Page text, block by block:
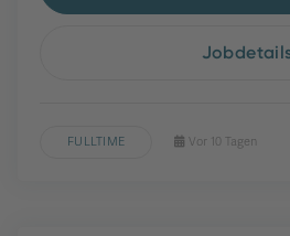
FULLTIME Vor 10 Tagen